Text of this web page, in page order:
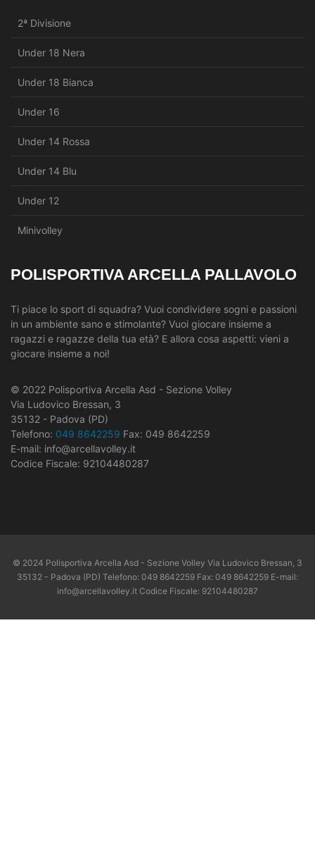
2ª Divisione
Under 18 Nera
Under 18 Bianca
Under 16
Under 14 Rossa
Under 14 Blu
Under 12
Minivolley
POLISPORTIVA ARCELLA PALLAVOLO
Ti piace lo sport di squadra? Vuoi condividere sogni e passioni
in un ambiente sano e stimolante? Vuoi giocare insieme a
ragazzi e ragazze della tua età? E allora cosa aspetti: vieni a
giocare insieme a noi!
© 2022 Polisportiva Arcella Asd - Sezione Volley
Via Ludovico Bressan, 3
35132 - Padova (PD)
Telefono: 049 8642259 Fax: 049 8642259
E-mail: info@arcellavolley.it
Codice Fiscale: 92104480287
© 2024 Polisportiva Arcella Asd - Sezione Volley Via Ludovico Bressan, 3
35132 - Padova (PD) Telefono: 049 8642259 Fax: 049 8642259 E-mail:
info@arcellavolley.it Codice Fiscale: 92104480287